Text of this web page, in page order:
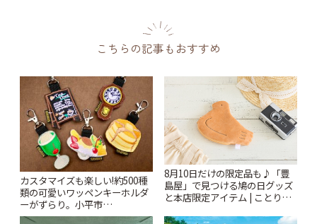
こちらの記事もおすすめ
カスタマイズも楽しい!約500種
類の可愛いワッペンキーホルダ
ーがずらり。小平市
「Kimamaya T&K」 | ことりっ
8月10日だけの限定品も♪「豊
島屋」で見つける鳩の日グッズ
と本店限定アイテム | ことりっ